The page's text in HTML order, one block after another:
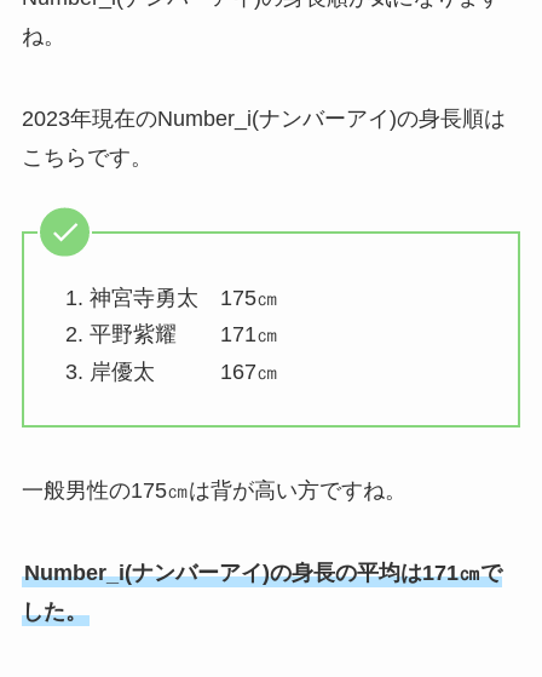
ね。
2023年現在のNumber_i(ナンバーアイ)の身長順は
こちらです。
神宮寺勇太 175㎝
平野紫耀 171㎝
岸優太 167㎝
一般男性の175㎝は背が高い方ですね。
Number_i(ナンバーアイ)の身長の平均は171㎝で
した。